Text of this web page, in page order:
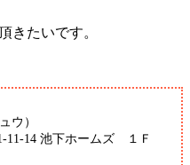
きたいです。
ウ）
11-14 池下ホームズ １Ｆ